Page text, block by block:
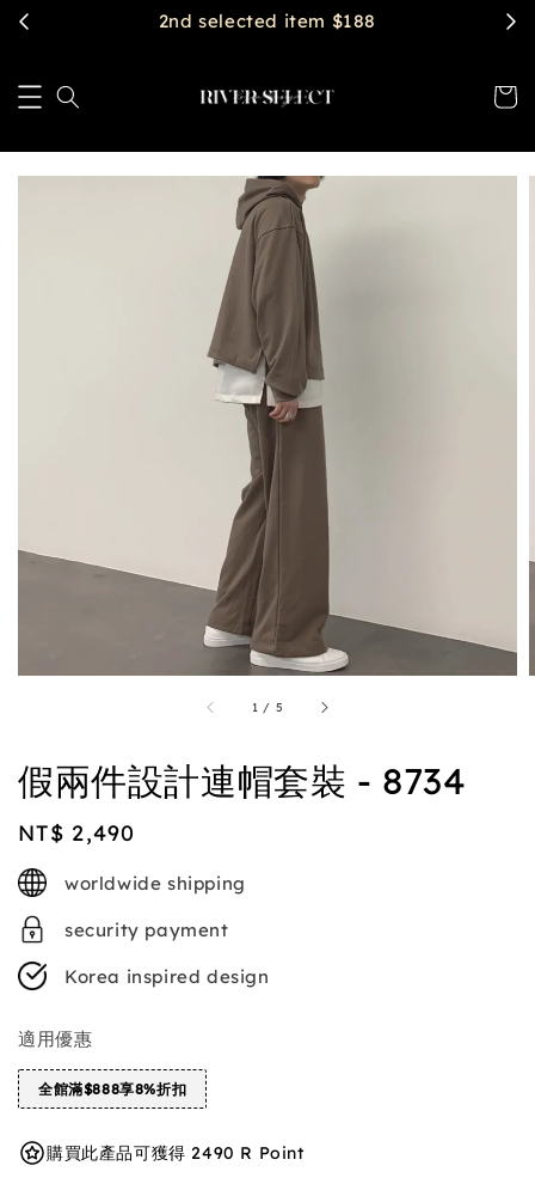
2nd selected item $188
1 / 5
假兩件設計連帽套裝 - 8734
Regular
price
NT$ 2,490
worldwide shipping
security payment
Korea inspired design
適用優惠
全館滿$888享8%折扣
購買此產品可獲得 2490 R Point